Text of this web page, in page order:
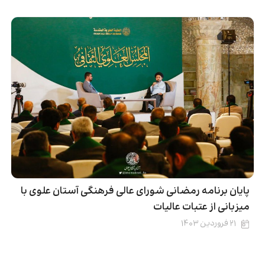
پایان برنامه رمضانى شورای عالی فرهنگى آستان علوى با
میزبانى از عتبات عالیات
۲۱ فروردین ۱۴۰۳